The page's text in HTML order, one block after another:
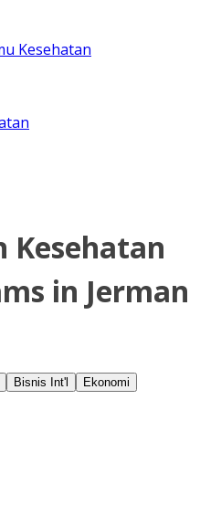
Kesehatan
Kesehatan
in Jerman
Bisnis Int'l
Ekonomi